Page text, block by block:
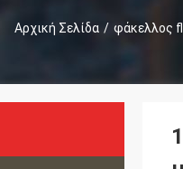
Αρχική Σελίδα / φάκελλος